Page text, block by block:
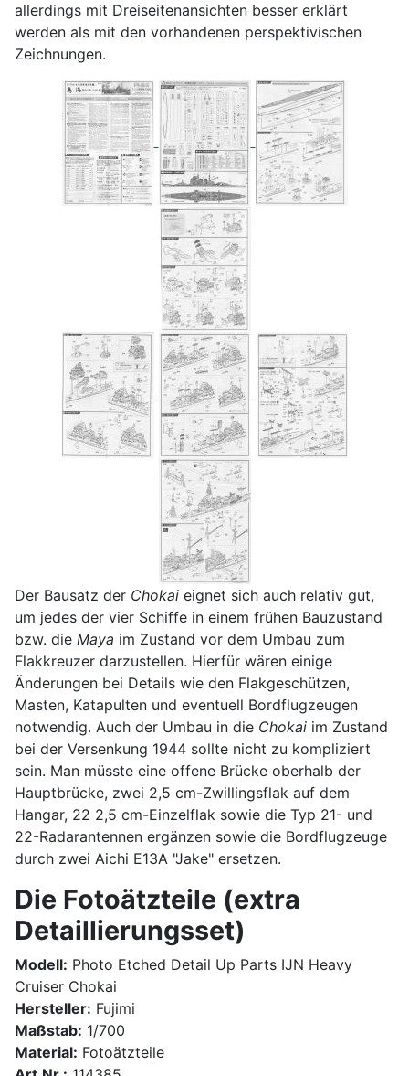
allerdings mit Dreiseitenansichten besser erklärt
werden als mit den vorhandenen perspektivischen
Zeichnungen.
Der Bausatz der Chokai eignet sich auch relativ gut,
um jedes der vier Schiffe in einem frühen Bauzustand
bzw. die Maya im Zustand vor dem Umbau zum
Flakkreuzer darzustellen. Hierfür wären einige
Änderungen bei Details wie den Flakgeschützen,
Masten, Katapulten und eventuell Bordflugzeugen
notwendig. Auch der Umbau in die Chokai im Zustand
bei der Versenkung 1944 sollte nicht zu kompliziert
sein. Man müsste eine offene Brücke oberhalb der
Hauptbrücke, zwei 2,5 cm-Zwillingsflak auf dem
Hangar, 22 2,5 cm-Einzelflak sowie die Typ 21- und
22-Radarantennen ergänzen sowie die Bordflugzeuge
durch zwei Aichi E13A "Jake" ersetzen.
Die Fotoätzteile (extra
Detaillierungsset)
Modell: Photo Etched Detail Up Parts IJN Heavy
Cruiser Chokai
Hersteller: Fujimi
Maßstab: 1/700
Material: Fotoätzteile